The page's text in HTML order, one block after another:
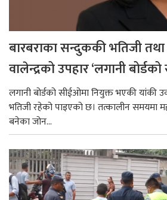
बारबराका सन्दुककी भतिजी
वालेन्द्रको उपहार ‘लगानी
लगानी बोर्डको सीईओमा नियुक्त भएकी
भतिजी रहेको पाइएको छ। तत्कालीन समयमा
बनेका जोन...